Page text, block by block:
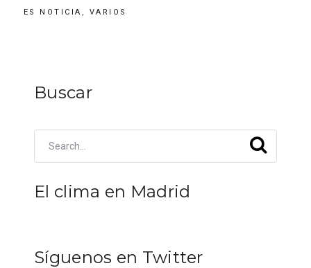
ES NOTICIA , VARIOS
Buscar
El clima en Madrid
Síguenos en Twitter